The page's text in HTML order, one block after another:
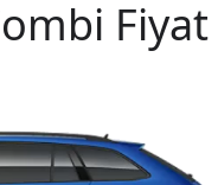
Fiyat